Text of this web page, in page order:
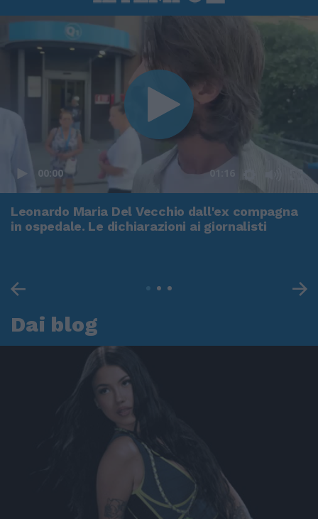
00:00 01:16
Leonardo Maria Del Vecchio dall'ex compagna
in ospedale. Le dichiarazioni ai giornalisti
Dai blog